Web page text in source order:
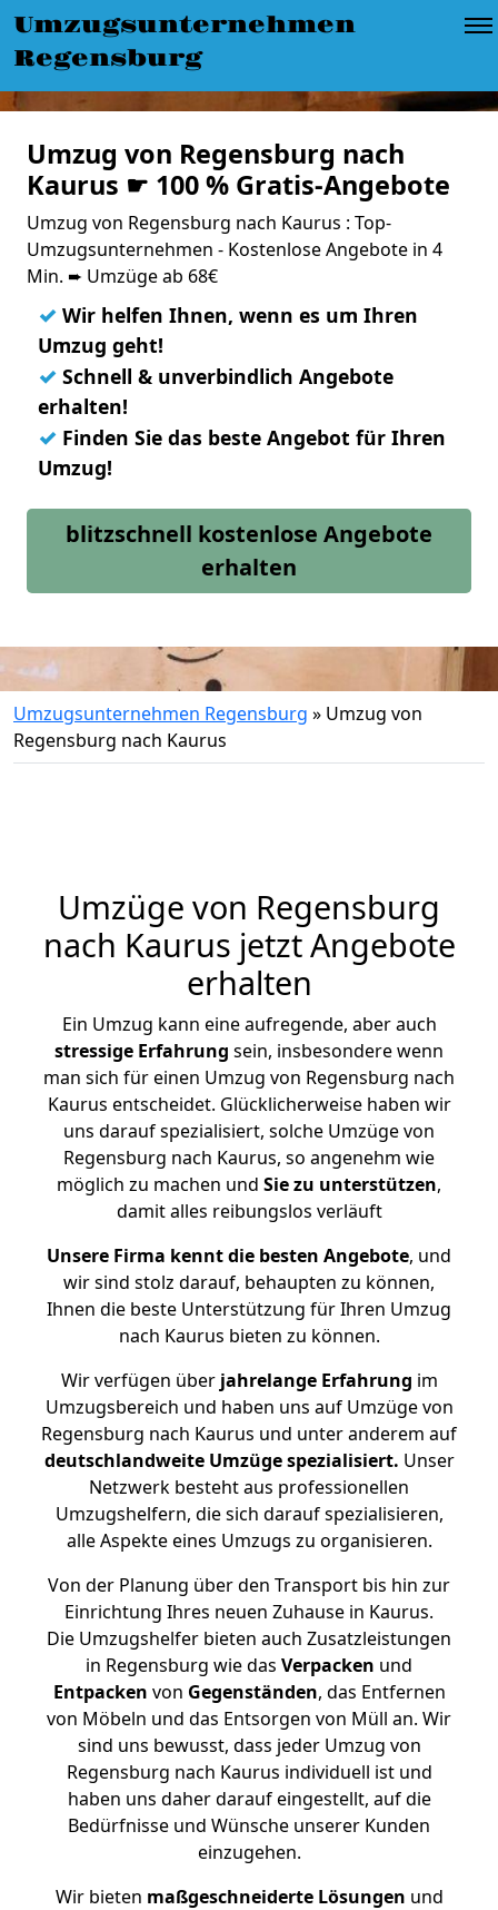
Umzugsunternehmen
Regensburg
Umzug von Regensburg nach
Kaurus ☛ 100 % Gratis-Angebote
Umzug von Regensburg nach Kaurus : Top-
Umzugsunternehmen - Kostenlose Angebote in 4
Min. ➨ Umzüge ab 68€
✓ Wir helfen Ihnen, wenn es um Ihren
Umzug geht!
✓ Schnell & unverbindlich Angebote
erhalten!
✓ Finden Sie das beste Angebot für Ihren
Umzug!
blitzschnell kostenlose Angebote
erhalten
Umzugsunternehmen Regensburg » Umzug von
Regensburg nach Kaurus
Umzüge von Regensburg
nach Kaurus jetzt Angebote
erhalten
Ein Umzug kann eine aufregende, aber auch
stressige Erfahrung sein, insbesondere wenn
man sich für einen Umzug von Regensburg nach
Kaurus entscheidet. Glücklicherweise haben wir
uns darauf spezialisiert, solche Umzüge von
Regensburg nach Kaurus, so angenehm wie
möglich zu machen und Sie zu unterstützen,
damit alles reibungslos verläuft
Unsere Firma kennt die besten Angebote, und
wir sind stolz darauf, behaupten zu können,
Ihnen die beste Unterstützung für Ihren Umzug
nach Kaurus bieten zu können.
Wir verfügen überjahrelange Erfahrung im
Umzugsbereich und haben uns auf Umzüge von
Regensburg nach Kaurus und unter anderem auf
deutschlandweite Umzüge spezialisiert. Unser
Netzwerk besteht aus professionellen
Umzugshelfern, die sich darauf spezialisieren,
alle Aspekte eines Umzugs zu organisieren.
Von der Planung über den Transport bis hin zur
Einrichtung Ihres neuen Zuhause in Kaurus.
Die Umzugshelfer bieten auch Zusatzleistungen
in Regensburg wie das Verpacken und
Entpacken von Gegenständen, das Entfernen
von Möbeln und das Entsorgen von Müll an. Wir
sind uns bewusst, dass jeder Umzug von
Regensburg nach Kaurus individuell ist und
haben uns daher darauf eingestellt, auf die
Bedürfnisse und Wünsche unserer Kunden
einzugehen.
Wir bieten maßgeschneiderte Lösungen und